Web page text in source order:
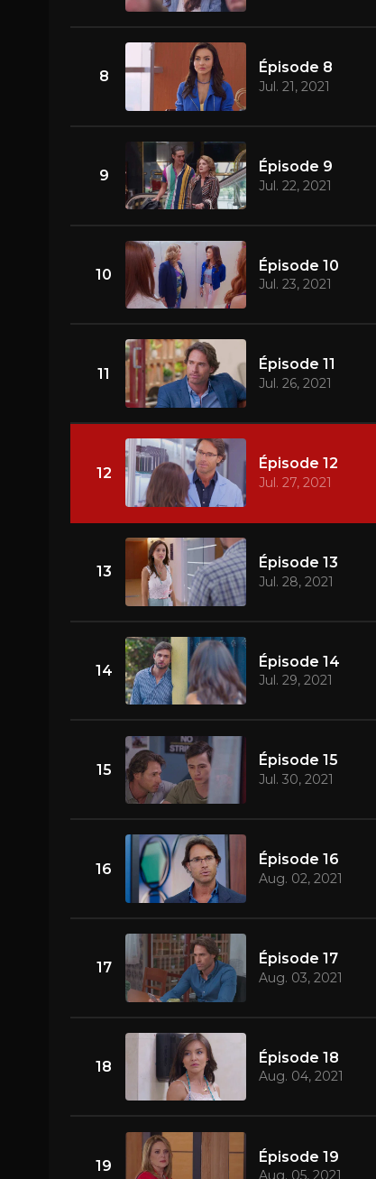
8
Épisode 8
Jul. 21, 2021
9
Épisode 9
Jul. 22, 2021
10
Épisode 10
Jul. 23, 2021
11
Épisode 11
Jul. 26, 2021
12
Épisode 12
Jul. 27, 2021
13
Épisode 13
Jul. 28, 2021
14
Épisode 14
Jul. 29, 2021
15
Épisode 15
Jul. 30, 2021
16
Épisode 16
Aug. 02, 2021
17
Épisode 17
Aug. 03, 2021
18
Épisode 18
Aug. 04, 2021
19
Épisode 19
Aug. 05, 2021